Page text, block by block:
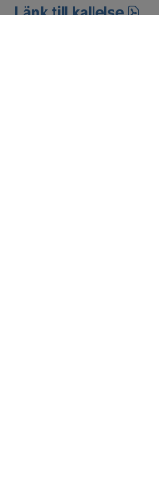
Länk till kallelse